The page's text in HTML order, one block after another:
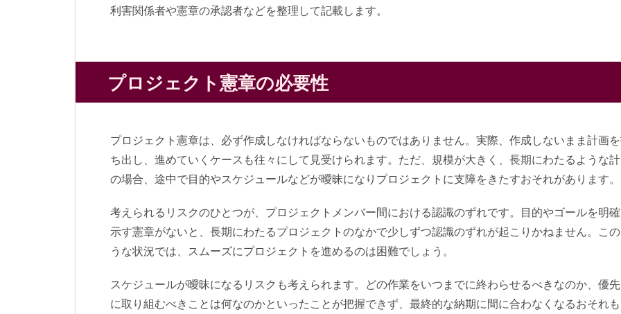
利害関係者や憲章の承認者などを整理して記載します。
プロジェクト憲章の必要性
プロジェクト憲章は、必ず作成しなければならないものではありません。実際、作成しないまま計画
ち出し、進めていくケースも往々にして見受けられます。ただ、規模が大きく、長期にわたるような
の場合、途中で目的やスケジュールなどが曖昧になりプロジェクトに支障をきたすおそれがあります。
考えられるリスクのひとつが、プロジェクトメンバー間における認識のずれです。目的やゴールを明
示す憲章がないと、長期にわたるプロジェクトのなかで少しずつ認識のずれが起こりかねません。こ
うな状況では、スムーズにプロジェクトを進めるのは困難でしょう。
スケジュールが曖昧になるリスクも考えられます。どの作業をいつまでに終わらせるべきなのか、優
に取り組むべきことは何なのかといったことが把握できず、最終的な納期に間に合わなくなるおそれ